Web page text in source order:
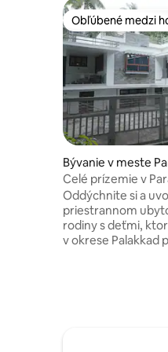
Obľúbené medzi
Obľúbené medzi
Bývanie v meste
Celé prízemie v
Oddýchnite si a
priestrannom
rodiny s deťmi,
v okrese Palakkad
prístup a